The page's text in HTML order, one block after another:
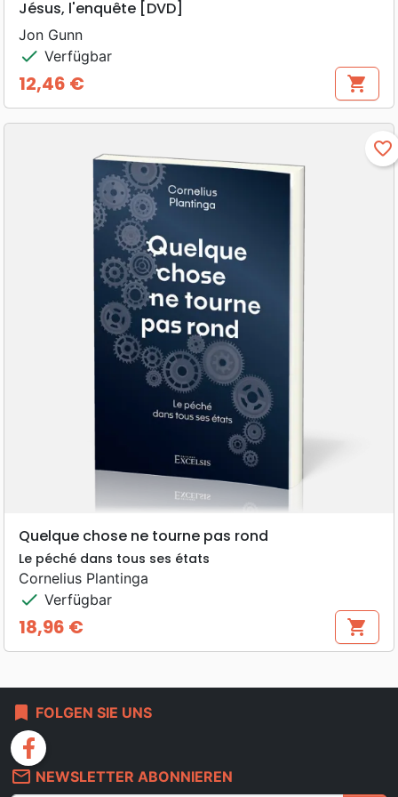
Jésus, l'enquête [DVD]
Jon Gunn
check Verfügbar
Preis
12,46 € shopping_cart
favorite_border
Quelque chose ne tourne pas rond
Le péché dans tous ses états
Cornelius Plantinga
check Verfügbar
Preis
18,96 € shopping_cart
bookmark FOLGEN SIE UNS
facebook
mail_outline NEWSLETTER ABONNIEREN